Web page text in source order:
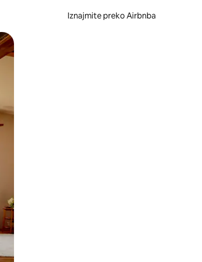
Iznajmite preko Airbnba
prstom po zaslonu.